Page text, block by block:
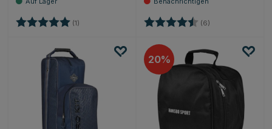
Bewertung: (1) Bewertung: (6)
20